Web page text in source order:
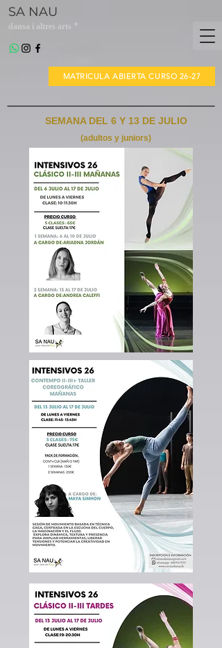
dansa i altres arts *
SA NAU
MATRICULA ABIERTA CURSO 26-27
(adultos y juniors)
SEMANA DEL 6 Y 13 DE JULIO